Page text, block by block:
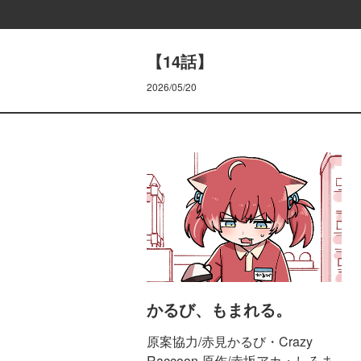
【14話】
2026/05/20
かるび、もまれる。
原案協力/赤見かるび・Crazy